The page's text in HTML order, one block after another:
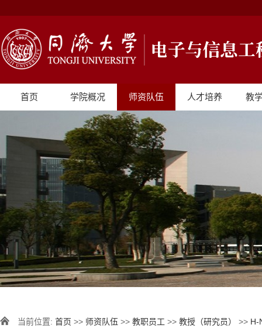
首页 学院概况 师资队伍 人才培养 教
当前位置: 首页 >> 师资队伍 >> 教职员工 >> 教授（研究员） >> H-